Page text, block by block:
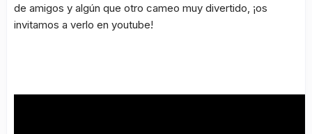
de amigos y algún que otro cameo muy divertido, ¡os
invitamos a verlo en youtube!